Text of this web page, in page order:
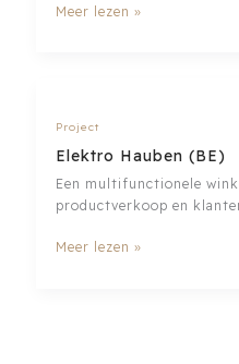
Lus
Meer lezen »
Project
Elektro Hauben (BE)
Een multifunctionele
productverkoop en
Elektro
Meer lezen »